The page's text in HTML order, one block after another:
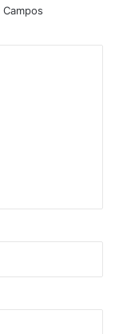
Campos